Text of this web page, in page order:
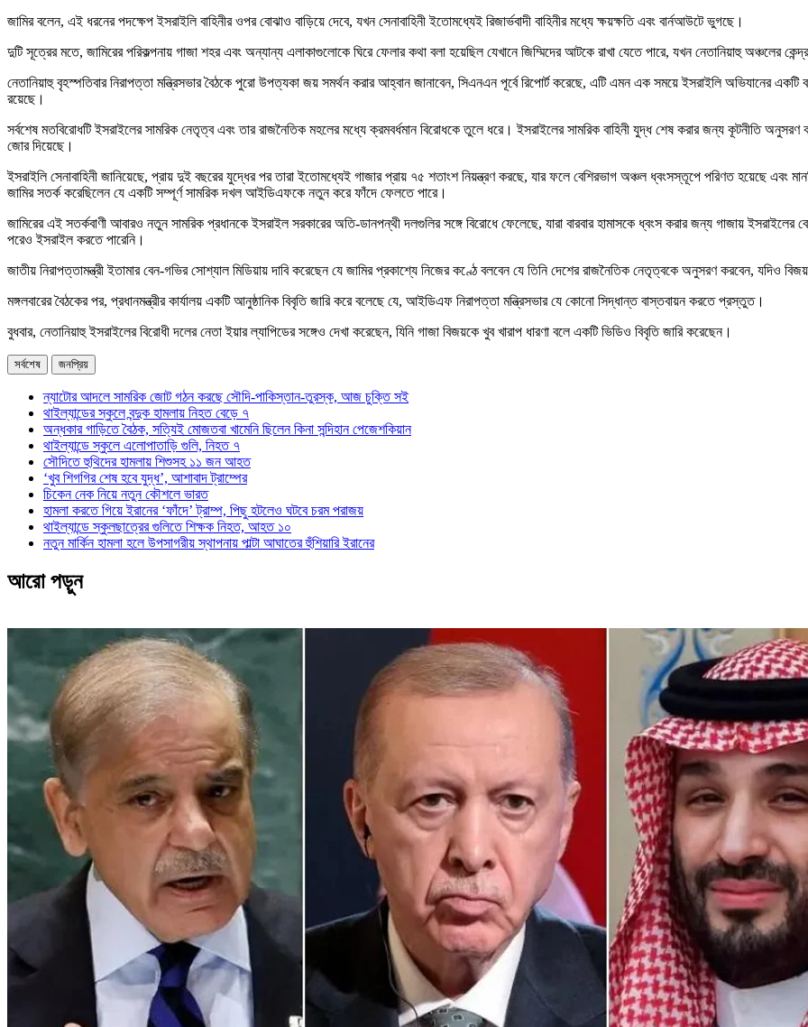
জামির বলেন, এই ধরনের পদক্ষেপ ইসরাইলি বাহিনীর ওপর বোঝাও বাড়িয়ে দেবে, যখন সেনাবাহিনী ইতোমধ্যেই রিজার্ভবাদী বাহিনীর মধ্যে ক্ষয়ক্ষতি এবং বার্নআউটে ভুগছে।
দুটি সূত্রের মতে, জামিরের পরিকল্পনায় গাজা শহর এবং অন্যান্য এলাকাগুলোকে ঘিরে ফেলার কথা বলা হয়েছিল যেখানে জিম্মিদের আটকে রাখা যেতে পারে, যখন নেতানিয়াহু অঞ্চলের
নেতানিয়াহু বৃহস্পতিবার নিরাপত্তা মন্ত্রিসভার বৈঠকে পুরো উপত্যকা জয় সমর্থন করার আহ্বান জানাবেন, সিএনএন পূর্বে রিপোর্ট করেছে, এটি এমন এক সময়ে ইসরাইলি অভিযানের
রয়েছে।
সর্বশেষ মতবিরোধটি ইসরাইলের সামরিক নেতৃত্ব এবং তার রাজনৈতিক মহলের মধ্যে ক্রমবর্ধমান বিরোধকে তুলে ধরে। ইসরাইলের সামরিক বাহিনী যুদ্ধ শেষ করার জন্য কূটনীতি অনুসরণ
জোর দিয়েছে।
ইসরাইলি সেনাবাহিনী জানিয়েছে, প্রায় দুই বছরের যুদ্ধের পর তারা ইতোমধ্যেই গাজার প্রায় ৭৫ শতাংশ নিয়ন্ত্রণ করছে, যার ফলে বেশিরভাগ অঞ্চল ধ্বংসস্তূপে পরিণত হয়েছে
জামির সতর্ক করেছিলেন যে একটি সম্পূর্ণ সামরিক দখল আইডিএফকে নতুন করে ফাঁদে ফেলতে পারে।
জামিরের এই সতর্কবাণী আবারও নতুন সামরিক প্রধানকে ইসরাইল সরকারের অতি-ডানপন্থী দলগুলির সঙ্গে বিরোধে ফেলেছে, যারা বারবার হামাসকে ধ্বংস করার জন্য গাজায় ইসরাইলের
পরেও ইসরাইল করতে পারেনি।
জাতীয় নিরাপত্তামন্ত্রী ইতামার বেন-গভির সোশ্যাল মিডিয়ায় দাবি করেছেন যে জামির প্রকাশ্যে নিজের কণ্ঠে বলবেন যে তিনি দেশের রাজনৈতিক নেতৃত্বকে অনুসরণ করবেন, যদিও
মঙ্গলবারের বৈঠকের পর, প্রধানমন্ত্রীর কার্যালয় একটি আনুষ্ঠানিক বিবৃতি জারি করে বলেছে যে, আইডিএফ নিরাপত্তা মন্ত্রিসভার যে কোনো সিদ্ধান্ত বাস্তবায়ন করতে প্রস্তুত।
বুধবার, নেতানিয়াহু ইসরাইলের বিরোধী দলের নেতা ইয়ার ল্যাপিডের সঙ্গেও দেখা করেছেন, যিনি গাজা বিজয়কে খুব খারাপ ধারণা বলে একটি ভিডিও বিবৃতি জারি করেছেন।
সর্বশেষ জনপ্রিয়
ন্যাটোর আদলে সামরিক জোট গঠন করছে সৌদি-পাকিস্তান-তুরস্ক, আজ চুক্তি সই
থাইল্যান্ডের স্কুলে বন্দুক হামলায় নিহত বেড়ে ৭
অন্ধকার গাড়িতে বৈঠক, সত্যিই মোজতবা খামেনি ছিলেন কিনা সন্দিহান পেজেশকিয়ান
থাইল্যান্ডে স্কুলে এলোপাতাড়ি গুলি, নিহত ৭
সৌদিতে হুথিদের হামলায় শিশুসহ ১১ জন আহত
‘খুব শিগগির শেষ হবে যুদ্ধ’, আশাবাদ ট্রাম্পের
চিকেন নেক নিয়ে নতুন কৌশলে ভারত
হামলা করতে গিয়ে ইরানের ‘ফাঁদে’ ট্রাম্প, পিছু হটলেও ঘটবে চরম পরাজয়
থাইল্যান্ডে স্কুলছাত্রের গুলিতে শিক্ষক নিহত, আহত ১০
নতুন মার্কিন হামলা হলে উপসাগরীয় স্থাপনায় পাল্টা আঘাতের হুঁশিয়ারি ইরানের
আরো পড়ুন